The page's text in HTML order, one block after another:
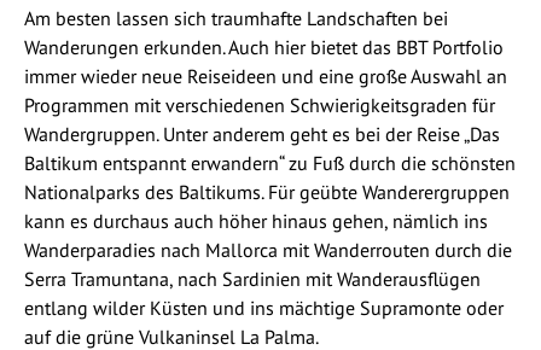
Am besten lassen sich traumhafte Landschaften bei
Wanderungen erkunden. Auch hier bietet das BBT Portfolio
immer wieder neue Reiseideen und eine große Auswahl an
Programmen mit verschiedenen Schwierigkeitsgraden für
Wandergruppen. Unter anderem geht es bei der Reise „Das
Baltikum entspannt erwandern“ zu Fuß durch die schönsten
Nationalparks des Baltikums. Für geübte Wanderergruppen
kann es durchaus auch höher hinaus gehen, nämlich ins
Wanderparadies nach Mallorca mit Wanderrouten durch die
Serra Tramuntana, nach Sardinien mit Wanderausflügen
entlang wilder Küsten und ins mächtige Supramonte oder
auf die grüne Vulkaninsel La Palma.